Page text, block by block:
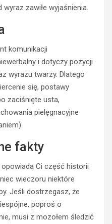
zawiłe wyjaśnienia.
komunikacji
i dotyczy pozycji
wyrazu twarzy. Dlatego
się, postawy
zaciśnięte usta,
pielęgnacyjne
fakty
Ci część historii
wieczoru niektóre
Jeśli dostrzegasz, że
poproś o
musi z mozołem śledzić